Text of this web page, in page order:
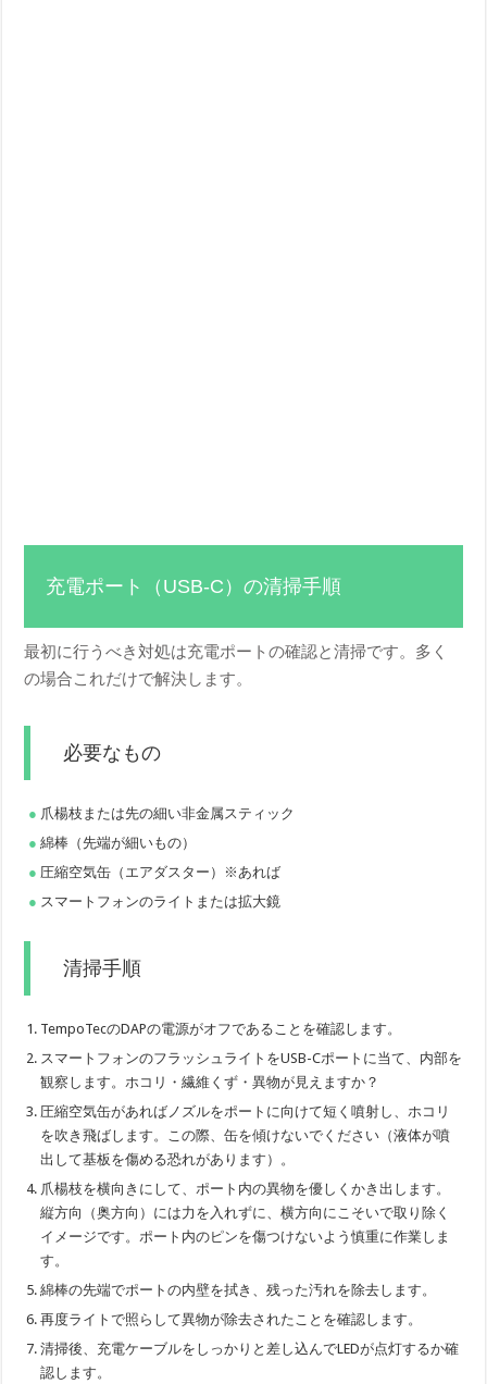
充電ポート（USB-C）の清掃手順
最初に行うべき対処は充電ポートの確認と清掃です。多く
の場合これだけで解決します。
必要なもの
爪楊枝または先の細い非金属スティック
綿棒（先端が細いもの）
圧縮空気缶（エアダスター）※あれば
スマートフォンのライトまたは拡大鏡
清掃手順
TempoTecのDAPの電源がオフであることを確認します。
スマートフォンのフラッシュライトをUSB-Cポートに当て、内部を
観察します。ホコリ・繊維くず・異物が見えますか？
圧縮空気缶があればノズルをポートに向けて短く噴射し、ホコリ
を吹き飛ばします。この際、缶を傾けないでください（液体が噴
出して基板を傷める恐れがあります）。
爪楊枝を横向きにして、ポート内の異物を優しくかき出します。
縦方向（奥方向）には力を入れずに、横方向にこそいで取り除く
イメージです。ポート内のピンを傷つけないよう慎重に作業しま
す。
綿棒の先端でポートの内壁を拭き、残った汚れを除去します。
再度ライトで照らして異物が除去されたことを確認します。
清掃後、充電ケーブルをしっかりと差し込んでLEDが点灯するか確
認します。